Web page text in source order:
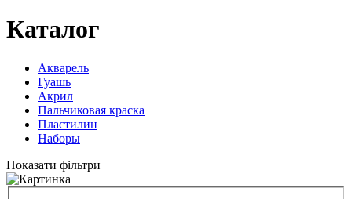
Каталог
Акварель
Гуашь
Акрил
Пальчиковая краска
Пластилин
Наборы
Показати фільтри